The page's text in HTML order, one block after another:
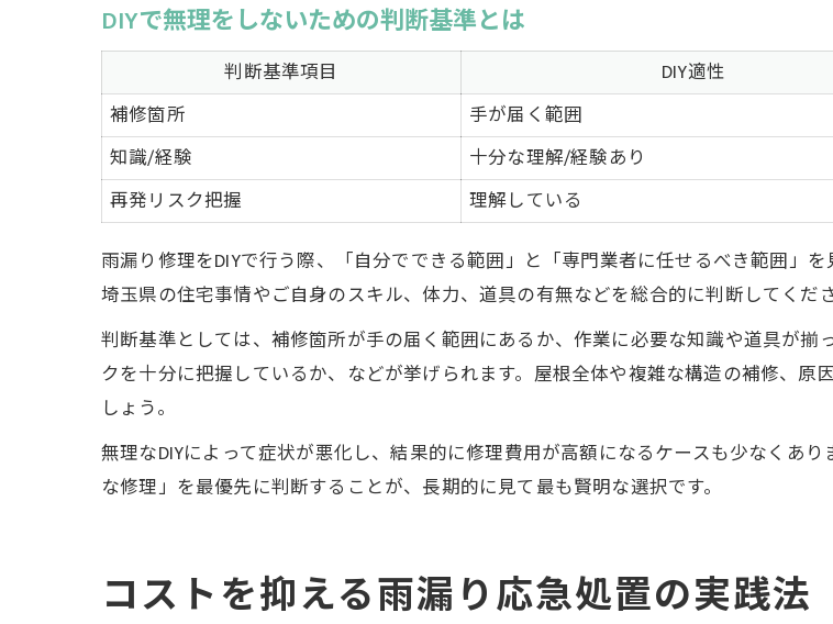
DIYで無理をしないための判断基準とは
判断基準項目 DIY適性
補修箇所
手が届く範囲
知識/経験
十分な理解/経験あり
再発リスク把握
理解している
雨漏り修理をDIYで行う際、「自分でできる範囲」と「専門業者に任せるべき範囲」
埼玉県の住宅事情やご自身のスキル、体力、道具の有無などを総合的に判断してくださ
判断基準としては、補修箇所が手の届く範囲にあるか、作業に必要な知識や道具が
クを十分に把握しているか、などが挙げられます。屋根全体や複雑な構造の補修、
しょう。
無理なDIYによって症状が悪化し、結果的に修理費用が高額になるケースも少なくあ
な修理」を最優先に判断することが、長期的に見て最も賢明な選択です。
コストを抑える雨漏り応急処置の実践法